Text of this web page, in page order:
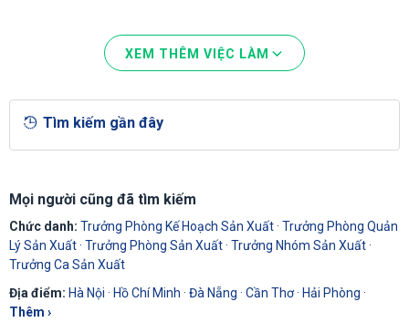
XEM THÊM VIỆC LÀM
Tìm kiếm gần đây
Mọi người cũng đã tìm kiếm
Chức danh: Trưởng Phòng Kế Hoạch Sản Xuất· Trưởng Phòng Quản
Lý Sản Xuất· Trưởng Phòng Sản Xuất· Trưởng Nhóm Sản Xuất·
Trưởng Ca Sản Xuất
Địa điểm: Hà Nội · Hồ Chí Minh · Đà Nẵng · Cần Thơ· Hải Phòng ·
Thêm ›